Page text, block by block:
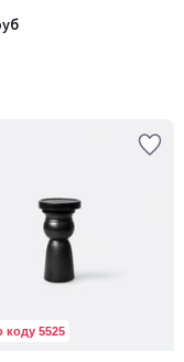
коду 5525